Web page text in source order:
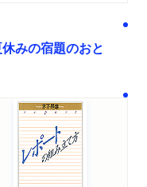
みの宿題のおと